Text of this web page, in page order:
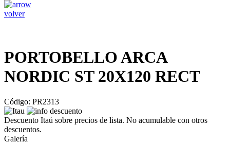
volver
PORTOBELLO ARCA
NORDIC ST 20X120 RECT
Código: PR2313
Descuento Itaú sobre precios de lista. No acumulable con otros
descuentos.
Galería